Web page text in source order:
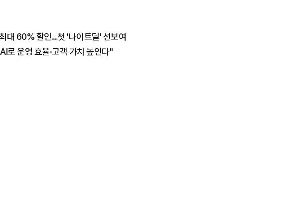
대 60% 할인…첫 '나이트딜' 선보여
로 운영 효율·고객 가치 높인다"